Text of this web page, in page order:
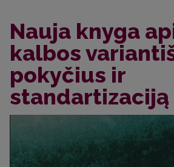
Nauja knyga
kalbos
pokyčius ir
standartizaciją